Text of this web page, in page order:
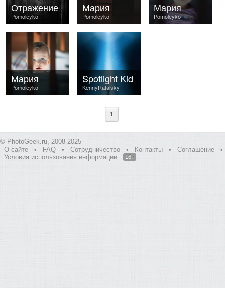
Pomoleyko
Отражение
Pomoleyko
Мария
Pomoleyko
Мария
Pomoleyko
Мария
KennyRafalsky
Spotlight Kid
1
© PhotoGeek.ru, 2008-2025
О сайте
• FAQ • Сотрудничество • Контакты • Соглашение
•
Условия использования информации
16+